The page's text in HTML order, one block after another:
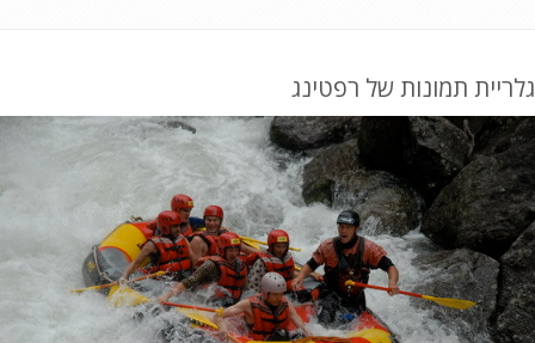
גלריית תמונות של רפטינג